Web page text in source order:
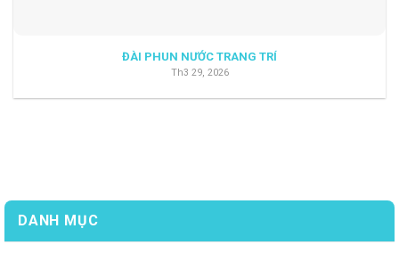
DANH MỤC
ĐÀI PHUN NƯỚC TRANG TRÍ
Th3 29, 2026